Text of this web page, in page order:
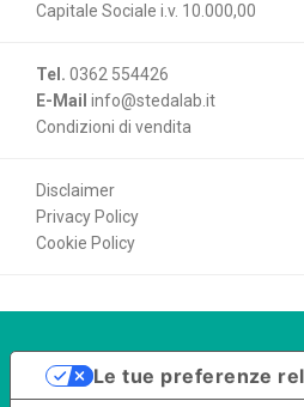
Capitale Sociale i.v. 10.000,00
Tel. 0362 554426
E-Mail info@stedalab.it
Condizioni di vendita
Disclaimer
Privacy Policy
Cookie Policy
Le tue preferenze